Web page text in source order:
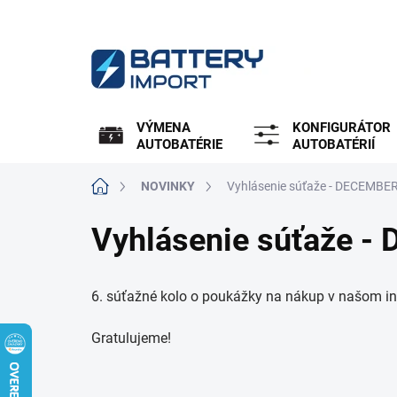
VÝMENA
AUTOBATÉRIE
KONFIGURÁTOR
AUTOBATÉRIÍ
DomovNOVINKY Vyhlásenie súťaže -
Vyhlásenie súťaže -
6. súťažné kolo o poukážky na nákup v našom
Gratulujeme!